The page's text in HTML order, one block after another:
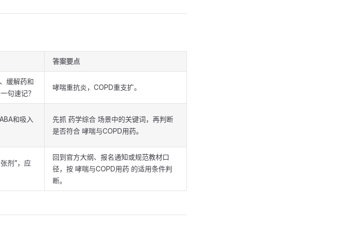
答案要点
缓解药和
句速记？
哮喘重抗炎，COPD重支扩。
和吸入
先抓 药学综合 场景中的关键词，再判断
是否符合 哮喘与COPD用药。
剂”，应
回到官方大纲、报名通知或规范教材口
径，按 哮喘与COPD用药 的适用条件判
断。